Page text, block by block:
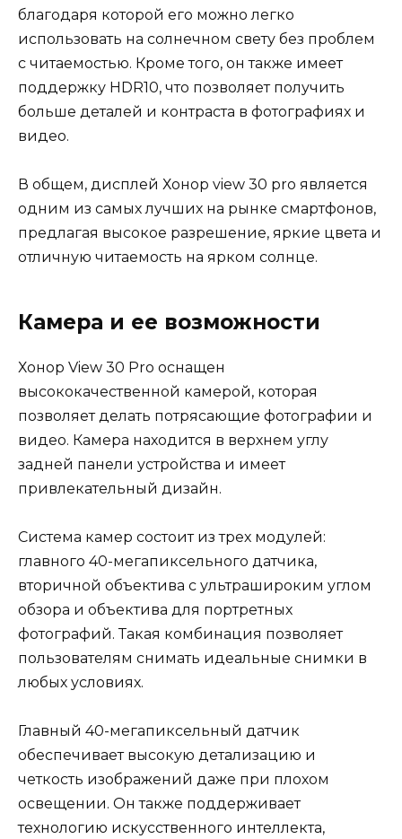
благодаря которой его можно легко
использовать на солнечном свету без проблем
с читаемостью. Кроме того, он также имеет
поддержку HDR10, что позволяет получить
больше деталей и контраста в фотографиях и
видео.
В общем, дисплей Хонор view 30 pro является
одним из самых лучших на рынке смартфонов,
предлагая высокое разрешение, яркие цвета и
отличную читаемость на ярком солнце.
Камера и ее возможности
Хонор View 30 Pro оснащен
высококачественной камерой, которая
позволяет делать потрясающие фотографии и
видео. Камера находится в верхнем углу
задней панели устройства и имеет
привлекательный дизайн.
Система камер состоит из трех модулей:
главного 40-мегапиксельного датчика,
вторичной объектива с ультрашироким углом
обзора и объектива для портретных
фотографий. Такая комбинация позволяет
пользователям снимать идеальные снимки в
любых условиях.
Главный 40-мегапиксельный датчик
обеспечивает высокую детализацию и
четкость изображений даже при плохом
освещении. Он также поддерживает
технологию искусственного интеллекта,